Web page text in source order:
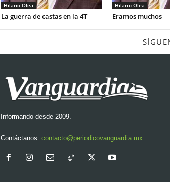
Hilario Olea
La guerra de castas en la 4T
Hilario Olea
Eramos muchos
Informando desde 2009.
Contáctanos: contacto@periodicovanguardia.mx